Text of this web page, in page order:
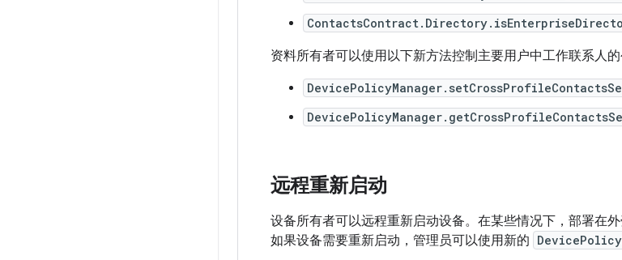
资料所有者可以使用以下新方法控制主要用户中工作联系人的
远程重新启动
设备所有者可以远程重新启动设备。在某些情况下，部署在
如果设备需要重新启动，管理员可以使用新的